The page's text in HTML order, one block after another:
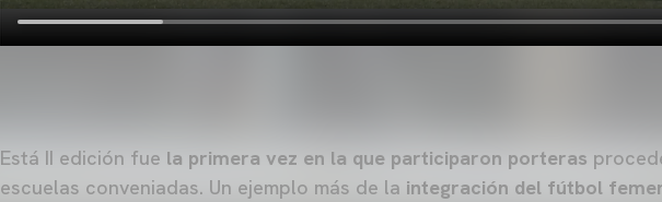
Está II edición fue la primera vez en la que participaron porteras
escuelas conveniadas. Un ejemplo más de la integración del fútbol